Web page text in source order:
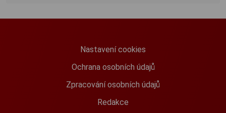
Nastavení cookies
Ochrana osobních údajů
Zpracování osobních údajů
Redakce